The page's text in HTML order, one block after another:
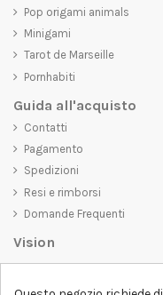
Pop origami animals
Minigami
Tarot de Marseille
Pornhabiti
Guida all'acquisto
Contatti
Pagamento
Spedizioni
Resi e rimborsi
Domande Frequenti
Vision